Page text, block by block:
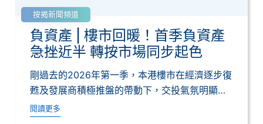
按揭新聞頻道
負資產 | 樓市回暖！首季負資產
急挫近半 轉按市場同步起色
剛過去的2026年第一季，本港樓市在經濟逐步復
甦及發展商積極推盤的帶動下，交投氣氛明顯回
暖...
閱讀更多